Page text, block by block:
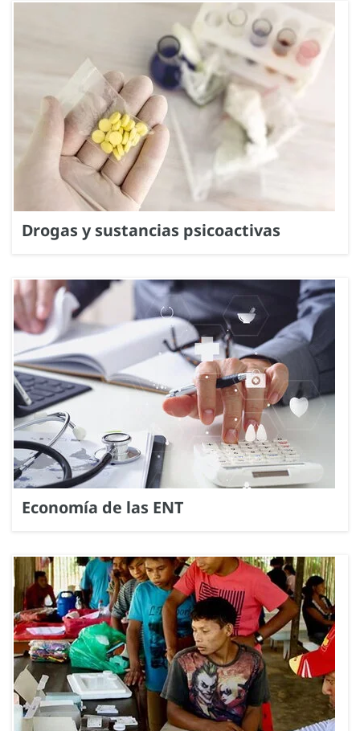
Drogas y sustancias psicoactivas
Economía de las ENT